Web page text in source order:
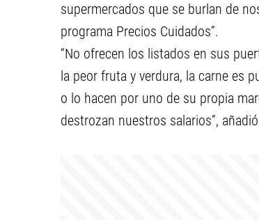
supermercados que se burlan de
programa Precios Cuidados”.
“No ofrecen los listados en sus
la peor fruta y verdura, la carne es
o lo hacen por uno de su propia
destrozan nuestros salarios”,